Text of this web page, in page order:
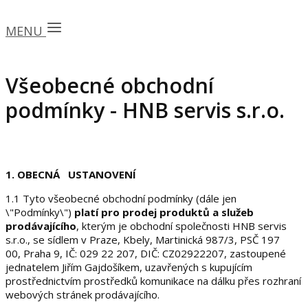
MENU
Všeobecné obchodní
podmínky - HNB servis s.r.o.
1. OBECNÁ USTANOVENÍ
1.1 Tyto všeobecné obchodní podmínky (dále jen
\"Podmínky\") platí pro prodej produktů a služeb
prodávajícího, kterým je obchodní společnosti HNB servis
s.r.o., se sídlem v Praze, Kbely, Martinická 987/3, PSČ 197
00, Praha 9, IČ: 029 22 207, DIČ: CZ02922207, zastoupené
jednatelem Jiřím Gajdošíkem, uzavřených s kupujícím
prostřednictvím prostředků komunikace na dálku přes rozhraní
webových stránek prodávajícího.